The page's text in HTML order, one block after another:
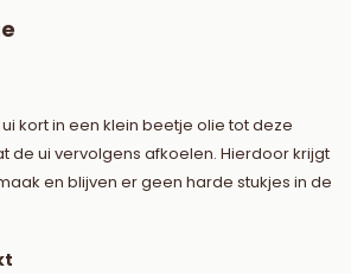
kort in een klein beetje olie tot deze
de ui vervolgens afkoelen. Hierdoor krijgt
en blijven er geen harde stukjes in de